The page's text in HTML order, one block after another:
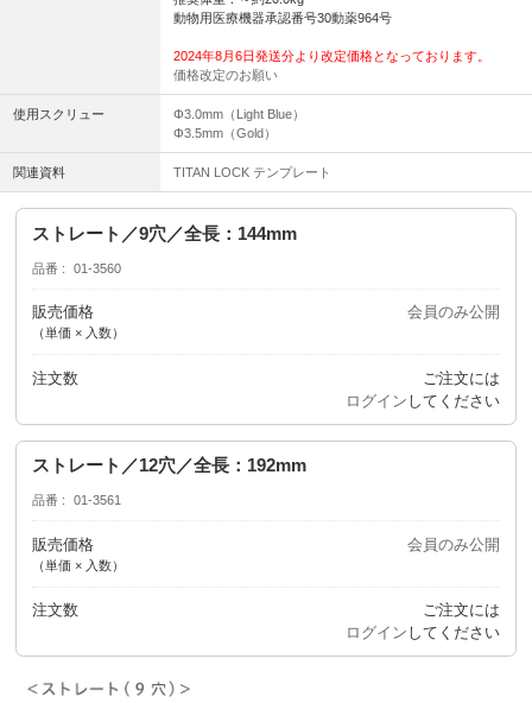
動物用医療機器承認番号30動薬964号
2024年8月6日発送分より改定価格となっております。
価格改定のお願い
使用スクリュー
Φ3.0mm（Light Blue）
Φ3.5mm（Gold）
関連資料 TITAN LOCK テンプレート
ストレート／9穴／全長：144mm
品番 01-3560
販売価格
（単価 × 入数）
会員のみ公開
注文数
ご注文には
ログイン してください
ストレート／12穴／全長：192mm
品番 01‐3561
販売価格
（単価 × 入数）
会員のみ公開
注文数
ご注文には
ログイン してください